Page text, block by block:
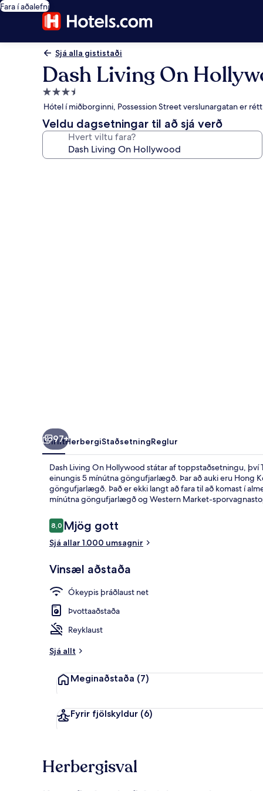
Fara í aðalefni
Sjá alla gististaði
Dash Living On
3.5
stjörnu
gististaður
Hótel í miðborginni, Possession Street verslunargatan er
Veldu dagsetningar til að sjá verð
Hvert viltu fara?
97+
YfirlitHerbergiStaðsetningReglur
Dash Living On Hollywood státar af toppstaðsetningu,
einungis 5 mínútna göngufjarlægð. Þar að auki eru Hong
göngufjarlægð. Það er ekki langt að fara til að komast í
mínútna göngufjarlægð og Western Market-
Umsagnir
8,08,0 af 10
Mjög gott
Sjá allar 1.000 umsagnir
Vinsæl aðstaða
Ókeypis þráðlaust net
Þvottaaðstaða
Reyklaust
Sjá allt
Meginaðstaða (7)
Fyrir fjölskyldur (6)
Herbergisval